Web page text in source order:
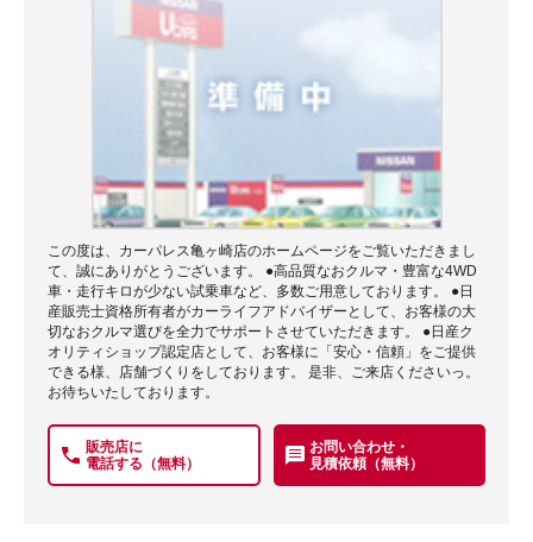
この度は、カーパレス亀ヶ崎店のホームページをご覧いただきまし
て、誠にありがとうございます。 ●高品質なおクルマ・豊富な4WD
車・走行キロが少ない試乗車など、多数ご用意しております。 ●日
産販売士資格所有者がカーライフアドバイザーとして、お客様の大
切なおクルマ選びを全力でサポートさせていただきます。 ●日産ク
オリティショップ認定店として、お客様に「安心・信頼」をご提供
できる様、店舗づくりをしております。 是非、ご来店くださいっ。
お待ちいたしております。
販売店に
電話する（無料）
お問い合わせ・
見積依頼（無料）